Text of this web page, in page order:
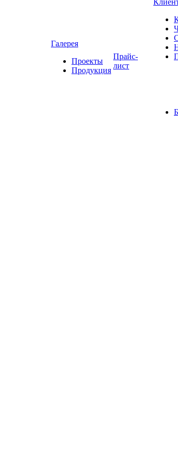
Галерея
Проекты
Продукция
Прайс-
лист